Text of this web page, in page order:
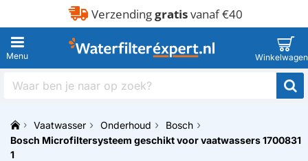
Verzendinggratisvanaf €40
Waar
naar
op
zoek?
h
o
Vaatwasser Onderhoud
Bosch
Bosch Microfiltersysteem geschikt voor vaatwassers 1700831
1